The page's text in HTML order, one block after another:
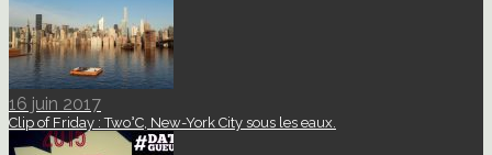
16 juin 2017
Clip of Friday : Two°C, New-York City sous les eaux.